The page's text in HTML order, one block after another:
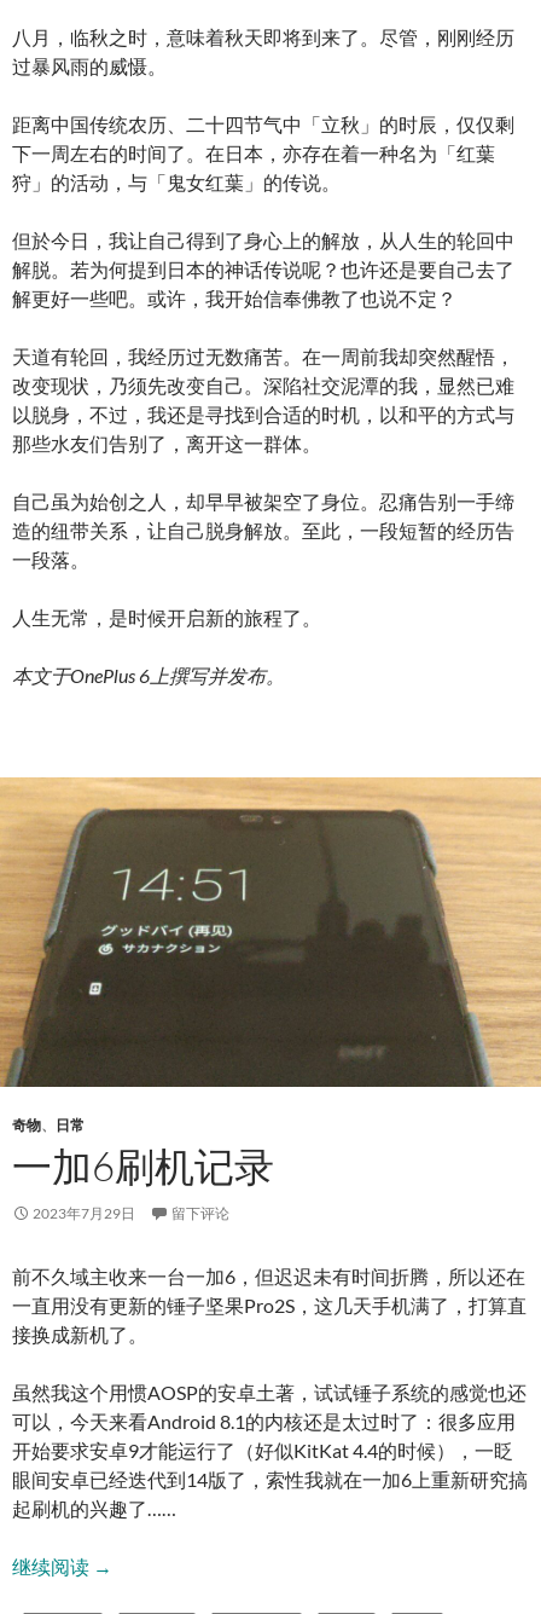
八月，临秋之时，意味着秋天即将到来了。尽管，刚刚经历
过暴风雨的威慑。
距离中国传统农历、二十四节气中「立秋」的时辰，仅仅剩
下一周左右的时间了。在日本，亦存在着一种名为「红葉
狩」的活动，与「鬼女红葉」的传说。
但於今日，我让自己得到了身心上的解放，从人生的轮回中
解脱。若为何提到日本的神话传说呢？也许还是要自己去了
解更好一些吧。或许，我开始信奉佛教了也说不定？
天道有轮回，我经历过无数痛苦。在一周前我却突然醒悟，
改变现状，乃须先改变自己。深陷社交泥潭的我，显然已难
以脱身，不过，我还是寻找到合适的时机，以和平的方式与
那些水友们告别了，离开这一群体。
自己虽为始创之人，却早早被架空了身位。忍痛告别一手缔
造的纽带关系，让自己脱身解放。至此，一段短暂的经历告
一段落。
人生无常，是时候开启新的旅程了。
本文于OnePlus 6上撰写并发布。
奇物、 日常
一加6刷机记录
2023年7月29日 留下评论
前不久域主收来一台一加6，但迟迟未有时间折腾，所以还在
一直用没有更新的锤子坚果Pro2S，这几天手机满了，打算直
接换成新机了。
虽然我这个用惯AOSP的安卓土著，试试锤子系统的感觉也还
可以，今天来看Android 8.1的内核还是太过时了：很多应用
开始要求安卓9才能运行了（好似KitKat 4.4的时候），一眨
眼间安卓已经迭代到14版了，索性我就在一加6上重新研究搞
起刷机的兴趣了……
继续阅读一加6刷机记录
→